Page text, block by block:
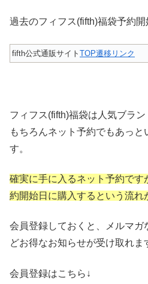
過去のフィフス(fifth)福袋予約
fifth公式通販サイト TOP遷移リンク
フィフス(fifth)福袋は人気ブラ
もちろんネット予約でもあっと
す。
確実に手に入るネット予約です
約開始日に購入するという流れ
会員登録しておくと、メルマガ
どお得なお知らせが受け取れま
会員登録はこちら↓